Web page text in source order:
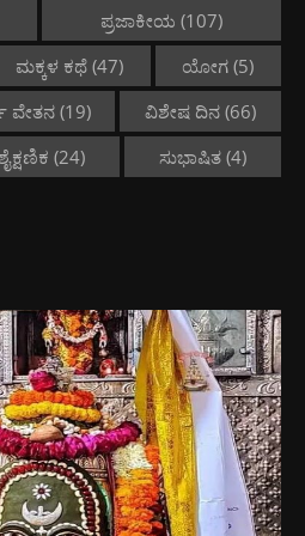
ಪ್ರಜಾಕೀಯ (107)
ಮಕ್ಕಳ ಕಥೆ(47) ಯೋಗ (5)
ವೇತನ(19) ವಿಶೇಷ ದಿನ (66)
ಶೈಕ್ಷಣಿಕ (24) ಸುಭಾಷಿತ (4)